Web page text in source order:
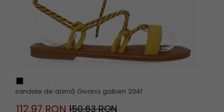
sandale de damă Givana galben 2041
112,97 RON 150,63 RON